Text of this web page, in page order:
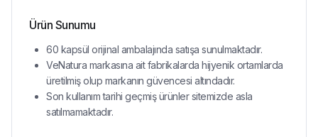
Ürün Sunumu
60 kapsül orijinal ambalajında satışa sunulmaktadır.
VeNatura markasına ait fabrikalarda hijyenik ortamlarda
üretilmiş olup markanın güvencesi altındadır.
Son kullanım tarihi geçmiş ürünler sitemizde asla
satılmamaktadır.